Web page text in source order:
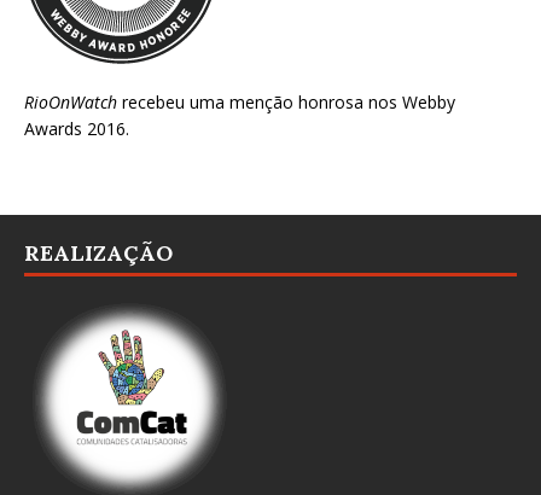
RioOnWatch recebeu uma menção honrosa nos Webby
Awards 2016.
REALIZAÇÃO